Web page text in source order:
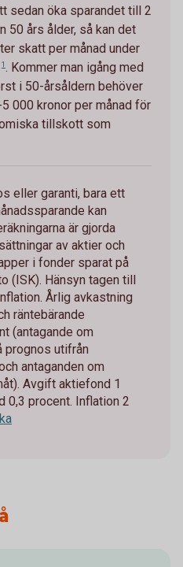
sedan öka sparandet till 2
50 års ålder, så kan det
skatt per månad under
1. Kommer man igång med
i 50-årsåldern behöver
000 kronor per månad för
tillskott som
eller garanti, bara ett
kan
är gjorda
av aktier och
i fonder sparat på
(ISK). Hänsyn tagen till
Årlig avkastning
räntebärande
(antagande om
prognos utifrån
antaganden om
Avgift aktiefond 1
0,3 procent. Inflation 2